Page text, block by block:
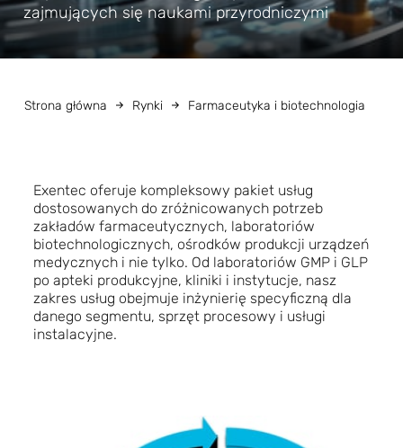
zajmujących się naukami przyrodniczymi
Strona główna Rynki Farmaceutyka i biotechnologia
Exentec oferuje kompleksowy pakiet usług
dostosowanych do zróżnicowanych potrzeb
zakładów farmaceutycznych, laboratoriów
biotechnologicznych, ośrodków produkcji urządzeń
medycznych i nie tylko. Od laboratoriów GMP i GLP
po apteki produkcyjne, kliniki i instytucje, nasz
zakres usług obejmuje inżynierię specyficzną dla
danego segmentu, sprzęt procesowy i usługi
instalacyjne.